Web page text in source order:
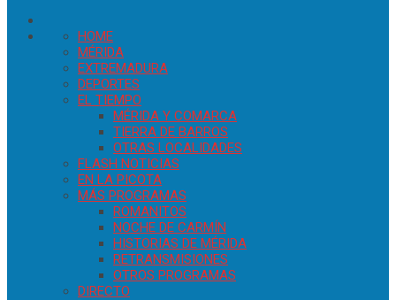
HOME
MÉRIDA
EXTREMADURA
DEPORTES
EL TIEMPO
MÉRIDA Y COMARCA
TIERRA DE BARROS
OTRAS LOCALIDADES
FLASH NOTICIAS
EN LA PICOTA
MÁS PROGRAMAS
ROMANITOS
NOCHE DE CARMÍN
HISTORIAS DE MÉRIDA
RETRANSMISIONES
OTROS PROGRAMAS
DIRECTO